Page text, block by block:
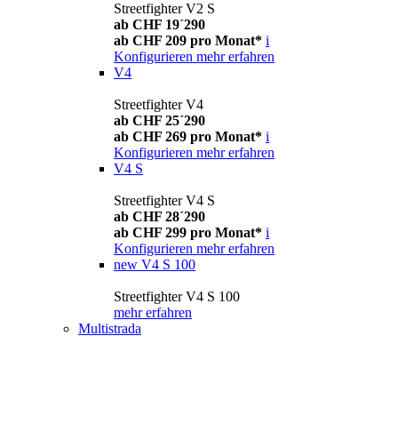
Streetfighter V2 S
ab CHF 19´290
ab CHF 209 pro Monat* i
Konfigurieren mehr erfahren
V4
Streetfighter V4
ab CHF 25´290
ab CHF 269 pro Monat* i
Konfigurieren mehr erfahren
V4 S
Streetfighter V4 S
ab CHF 28´290
ab CHF 299 pro Monat* i
Konfigurieren mehr erfahren
new V4 S 100
Streetfighter V4 S 100
mehr erfahren
Multistrada